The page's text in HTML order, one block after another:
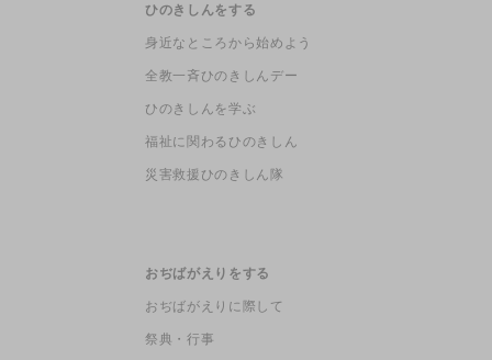
ひのきしんをする
身近なところから始めよう
全教一斉ひのきしんデー
ひのきしんを学ぶ
福祉に関わるひのきしん
災害救援ひのきしん隊
おぢばがえりをする
おぢばがえりに際して
祭典・行事